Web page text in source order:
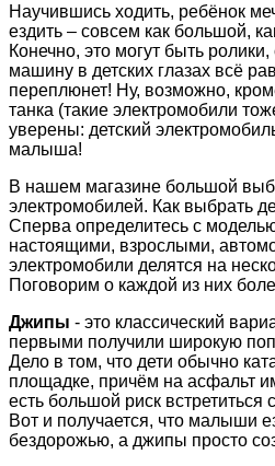
Научившись ходить, ребёнок
ездить – совсем как большой,
Конечно, это могут быть
машину в детских глазах всё
переплюнет! Ну, возможно,
танка (такие электромобили
уверены: детский
малыша!
В нашем магазине большой
электромобилей. Как выбрать
Сперва определитесь с
настоящими, взрослыми,
электромобили делятся на
Поговорим о каждой из них
Джипы - это классический
первыми получили широкую
Дело в том, что дети обычно
площадке, причём на асфальт
есть большой риск
Вот и получается, что малыши
бездорожью, а джипы просто